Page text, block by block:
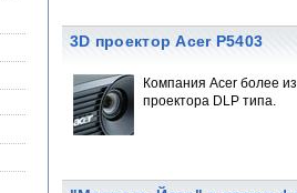
3D проектор Acer P5403
Компания Acer более
проектора DLP типа.